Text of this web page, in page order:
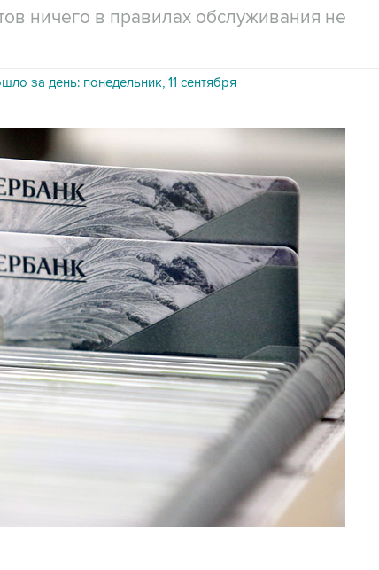
ничего в правилах обслуживания не
за день: понедельник, 11 сентября